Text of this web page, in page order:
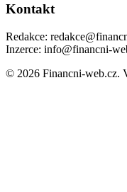
Kontakt
Redakce:
Inzerce: info@financni-
© 2026 Financni-web.cz.